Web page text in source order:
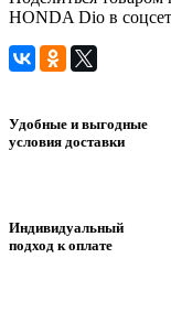
HONDA Dio в
Удобные и выгодные
условия доставки
Индивидуальный
подход к оплате